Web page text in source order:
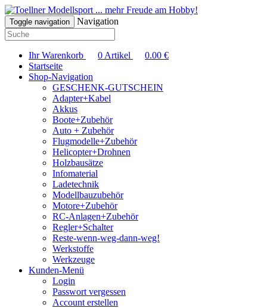
... mehr Freude am Hobby!
Toggle navigation Navigation
Ihr Warenkorb 0 Artikel 0.00 €
Startseite
Shop-Navigation
GESCHENK-GUTSCHEIN
Adapter+Kabel
Akkus
Boote+Zubehör
Auto + Zubehör
Flugmodelle+Zubehör
Helicopter+Drohnen
Holzbausätze
Infomaterial
Ladetechnik
Modellbauzubehör
Motore+Zubehör
RC-Anlagen+Zubehör
Regler+Schalter
Reste-wenn-weg-dann-weg!
Werkstoffe
Werkzeuge
Kunden-Menü
Login
Passwort vergessen
Account erstellen